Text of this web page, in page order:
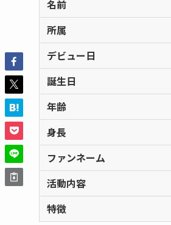
名前
所属
デビュー日
誕生日
年齢
身長
ファンネーム
活動内容
特徴